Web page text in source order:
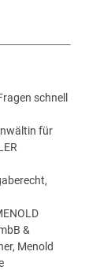
schnell
für
&
Menold